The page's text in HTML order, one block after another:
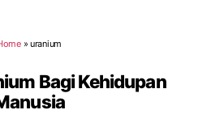
» uranium
Bagi Kehidupan